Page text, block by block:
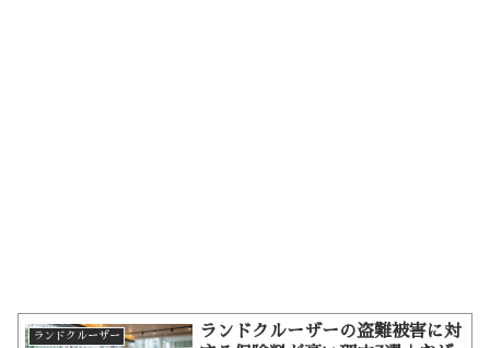
ランドクルーザー
ランドクルーザーの盗難被害に対